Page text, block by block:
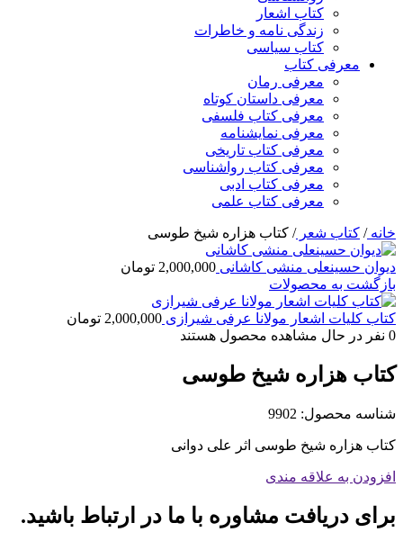
کتاب اشعار
زندگی نامه و خاطرات
کتاب سیاسی
معرفی کتاب
معرفی رمان
معرفی داستان کوتاه
معرفی کتاب فلسفی
معرفی نمایشنامه
معرفی کتاب تاریخی
معرفی کتاب رواشناسی
معرفی کتاب ادبی
معرفی کتاب علمی
خانه/ کتاب شعر/ کتاب هزاره شیخ طوسی
ديوان حسینعلی منشی کاشانی 2,000,000 تومان
بازگشت به محصولات
کتاب کلیات اشعار مولانا عرفی شیرازی 2,000,000 تومان
0 نفر در حال مشاهده محصول هستند
کتاب هزاره شیخ طوسی
شناسه محصول: 9902
کتاب هزاره شیخ طوسی اثر علی دوانی
افزودن به علاقه مندی
برای دریافت مشاوره با ما در ارتباط باشید.